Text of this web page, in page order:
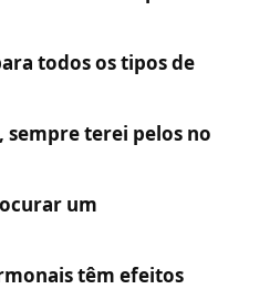
todos os tipos de
sempre terei pelos no
um
têm efeitos